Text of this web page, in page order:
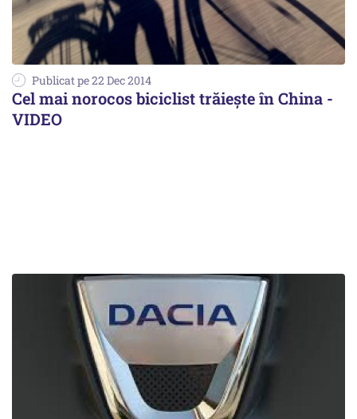
Publicat pe 22 Dec 2014
Cel mai norocos biciclist trăiește în China -
VIDEO